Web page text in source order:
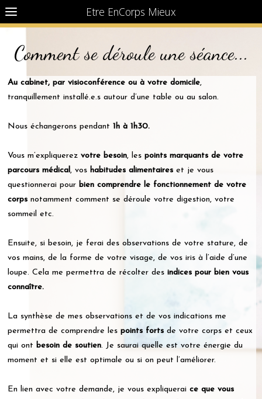
Etre EnCorps Mieux
Comment se déroule une séance...
Au cabinet, par visioconférence ou à votre domicile,
tranquillement installé.e.s autour d’une table ou au salon.
Nous échangerons pendant 1h à 1h30.
Vous m’expliquerez votre besoin, les points marquants de votre
parcours médical, vos habitudes alimentaires et je vous
questionnerai pour bien comprendre le fonctionnement de votre
corps notamment comment se déroule votre digestion, votre
sommeil etc.
Ensuite, si besoin, je ferai des observations de votre stature, de
vos mains, de la forme de votre visage, de vos iris à l’aide d’une
loupe. Cela me permettra de récolter des indices pour bien vous
connaître.
La synthèse de mes observations et de vos indications me
permettra de comprendre les points forts de votre corps et ceux
qui ont besoin de soutien. Je saurai quelle est votre énergie du
moment et si elle est optimale ou si on peut l’améliorer.
En lien avec votre demande, je vous expliquerai ce que vous